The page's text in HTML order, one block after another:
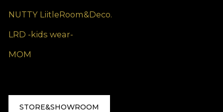
NUTTY LiitleRoom&Deco.
LRD -kids wear-
MOM
STORE&SHOWROOM